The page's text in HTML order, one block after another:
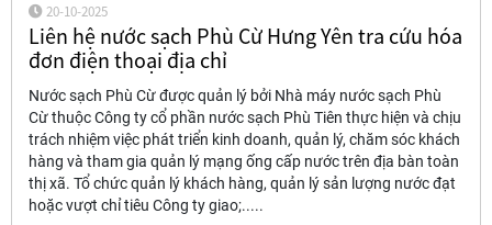
20-10-2025
Liên hệ nước sạch Phù Cừ Hưng Yên tra cứu hóa
đơn điện thoại địa chỉ
Nước sạch Phù Cừ được quản lý bởi Nhà máy nước sạch Phù
Cừ thuộc Công ty cổ phần nước sạch Phù Tiên thực hiện và chịu
trách nhiệm việc phát triển kinh doanh, quản lý, chăm sóc khách
hàng và tham gia quản lý mạng ống cấp nước trên địa bàn toàn
thị xã. Tổ chức quản lý khách hàng, quản lý sản lượng nước đạt
hoặc vượt chỉ tiêu Công ty giao;.....